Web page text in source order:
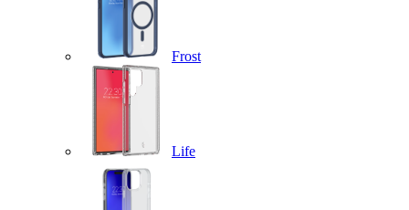
Frost
Life